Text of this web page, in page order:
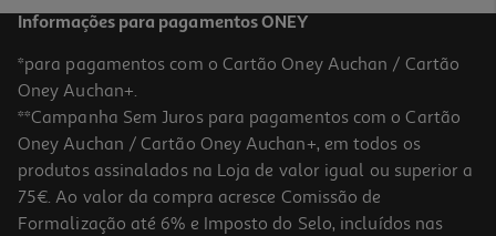
Informações para pagamentos ONEY
*para pagamentos com o Cartão Oney Auchan / Cartão
Oney Auchan+.
**Campanha Sem Juros para pagamentos com o Cartão
Oney Auchan / Cartão Oney Auchan+, em todos os
produtos assinalados na Loja de valor igual ou superior a
75€. Ao valor da compra acresce Comissão de
Formalização até 6% e Imposto do Selo, incluídos nas